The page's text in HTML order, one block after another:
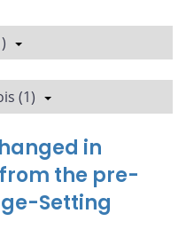
(1)
in
the pre-
Setting